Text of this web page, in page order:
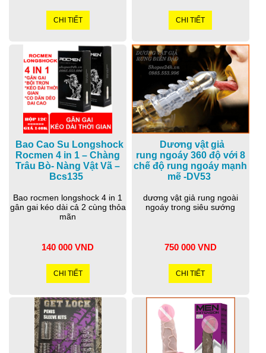
CHI TIẾT CHI TIẾT
Bao Cao Su Longshock
Rocmen 4 in 1 – Chàng
Trâu Bò- Nàng Vật Vã –
Bcs135
Bao rocmen longshock 4 in 1
gân gai kéo dài cả 2 cùng thỏa
mãn
140 000 VND
CHI TIẾT
Dương vật giả
rung ngoáy 360 độ với 8
chế độ rung ngoáy mạnh
mẽ -DV53
dương vật giả rung ngoài
ngoáy trong siêu sướng
750 000 VND
CHI TIẾT